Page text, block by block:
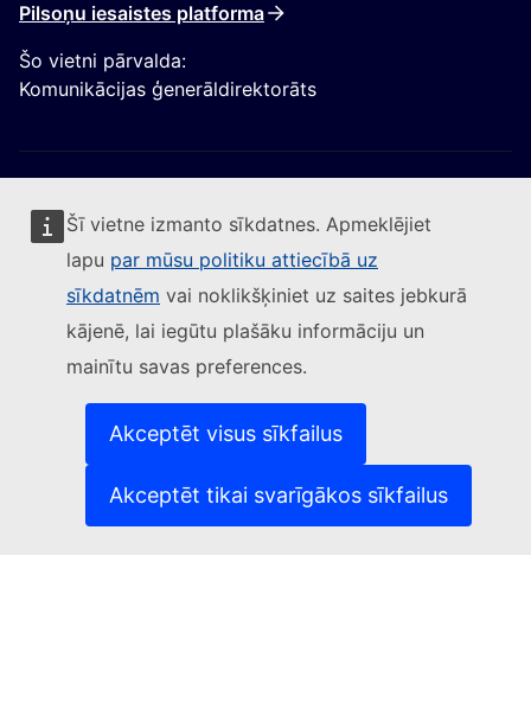
Šī vietne izmanto sīkdatnes. Apmeklējiet
lapu par mūsu politiku attiecībā uz
sīkdatnēm vai noklikšķiniet uz saites jebkurā
kājenē, lai iegūtu plašāku informāciju un
mainītu savas preferences.
Akceptēt visus sīkfailus
Akceptēt tikai svarīgākos sīkfailus
Pilsoņu iesaistes platforma
Šo vietni pārvalda:
Komunikācijas ģenerāldirektorāts
Sekojiet Eiropas Komisijai
Sazinieties ar mums(Ārēja saite)
Ziņot par IT ievainojamību(Ārēja saite)
Valodas mūsu tīmekļvietnēs(Ārēja saite)
(Ārēja saite)
Privātuma aizsardzība
Juridisks paziņojums (Ārēja saite)